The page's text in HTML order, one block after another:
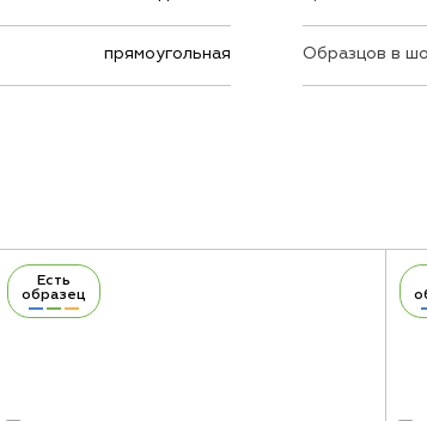
прямоугольная Образцов в
Есть
образец